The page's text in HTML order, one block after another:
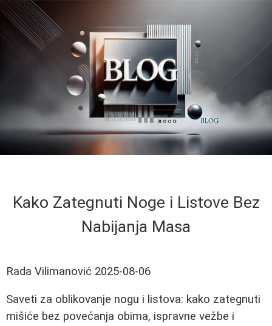
Kako Zategnuti Noge i Listove Bez
Nabijanja Masa
Rada Vilimanović 2025-08-06
Saveti za oblikovanje nogu i listova: kako zategnuti
mišiće bez povećanja obima, ispravne vežbe i